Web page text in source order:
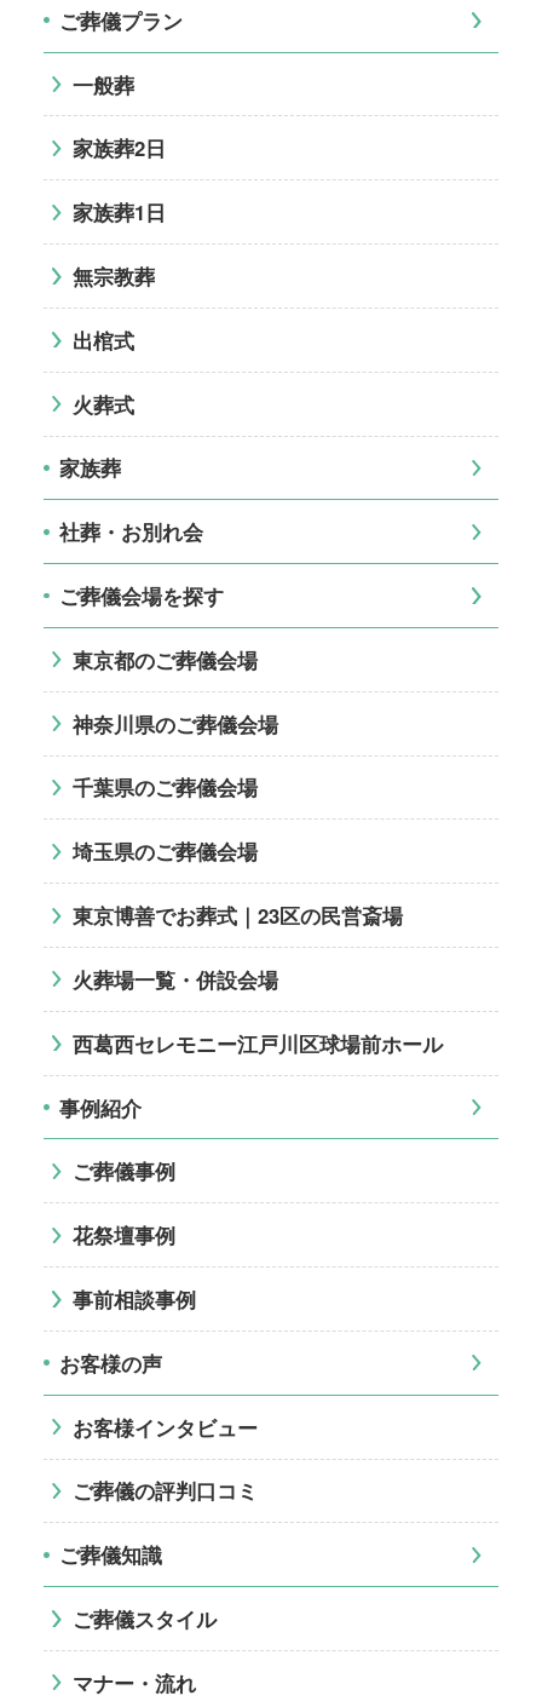
ご葬儀プラン
一般葬
家族葬2日
家族葬1日
無宗教葬
出棺式
火葬式
家族葬
社葬・お別れ会
ご葬儀会場を探す
東京都のご葬儀会場
神奈川県のご葬儀会場
千葉県のご葬儀会場
埼玉県のご葬儀会場
東京博善でお葬式｜23区の民営斎場
火葬場一覧・併設会場
西葛西セレモニー江戸川区球場前ホール
事例紹介
ご葬儀事例
花祭壇事例
事前相談事例
お客様の声
お客様インタビュー
ご葬儀の評判口コミ
ご葬儀知識
ご葬儀スタイル
マナー・流れ